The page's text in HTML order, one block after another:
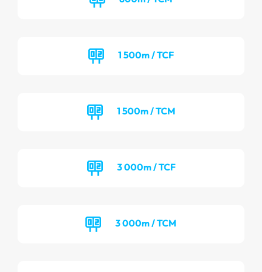
1 500m / TCF
1 500m / TCM
3 000m / TCF
3 000m / TCM